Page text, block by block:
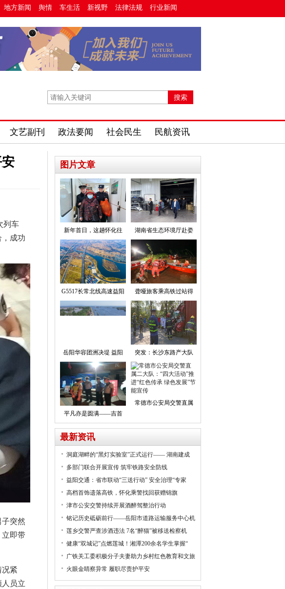
地方新闻 舆情 车生活 新视野 法律法规 行业新闻
文艺副刊 政法要闻 社会民生 民航资讯
列车
，成功
突然
立即带
紧
员立
图片文章
新年首日，这趟怀化往 湖南省生态环境厅赴娄
G5517长常北线高速益阳 聋哑旅客乘高铁过站得
岳阳华容团洲决堤 益阳 突发：长沙东路产大队
平凡亦是圆满——吉首
常德市公安局交警直属
最新资讯
洞庭湖畔的“黑灯实验室”正式运行—— 湖南建成
多部门联合开展宣传 筑牢铁路安全防线
益阳交通：省市联动“三送行动” 安全治理“专家
高档首饰遗落高铁，怀化乘警找回获赠锦旗
津市公安交警持续开展酒醉驾整治行动
铭记历史砥砺前行——岳阳市道路运输服务中心机
莲乡交警严查涉酒违法 7名“醉猫”被移送检察机
健康“双城记”点燃莲城！湘潭200余名学生掌握“
广铁关工委积极分子夫妻助力乡村红色教育和文旅
火眼金睛察异常 履职尽责护平安